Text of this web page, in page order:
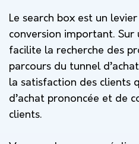
Le search box est un
conversion important.
facilite la recherche des
parcours du tunnel
la satisfaction des clients
d’achat prononcée et de
clients.